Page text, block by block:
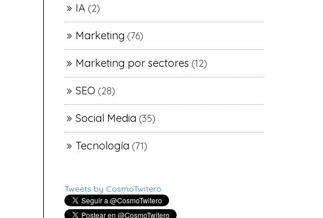
IA (2)
Marketing (76)
Marketing por sectores (12)
SEO (28)
Social Media (35)
Tecnología (71)
Tweets by CosmoTwitero